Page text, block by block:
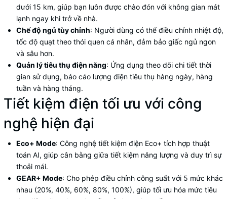
dưới 15 km, giúp bạn luôn được chào đón với không gian mát
lạnh ngay khi trở về nhà.
Chế độ ngủ tùy chỉnh: Người dùng có thể điều chỉnh nhiệt độ,
tốc độ quạt theo thói quen cá nhân, đảm bảo giấc ngủ ngon
và sâu hơn.
Quản lý tiêu thụ điện năng: Ứng dụng theo dõi chi tiết thời
gian sử dụng, báo cáo lượng điện tiêu thụ hàng ngày, hàng
tuần và hàng tháng.
Tiết kiệm điện tối ưu với công
nghệ hiện đại
Eco+ Mode: Công nghệ tiết kiệm điện Eco+ tích hợp thuật
toán AI, giúp cân bằng giữa tiết kiệm năng lượng và duy trì sự
thoải mái.
GEAR+ Mode: Cho phép điều chỉnh công suất với 5 mức khác
nhau (20%, 40%, 60%, 80%, 100%), giúp tối ưu hóa mức tiêu